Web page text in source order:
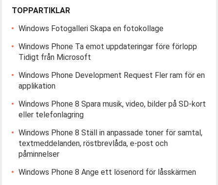
TOPPARTIKLAR
Windows Fotogalleri Skapa en fotokollage
Windows Phone Ta emot uppdateringar före förlopp
Tidigt från Microsoft
Windows Phone Development Request Fler ram för en
applikation
Windows Phone 8 Spara musik, video, bilder på SD-kort
eller telefonlagring
Windows Phone 8 Ställ in anpassade toner för samtal,
textmeddelanden, röstbrevlåda, e-post och
påminnelser
Windows Phone 8 Ange ett lösenord för låsskärmen